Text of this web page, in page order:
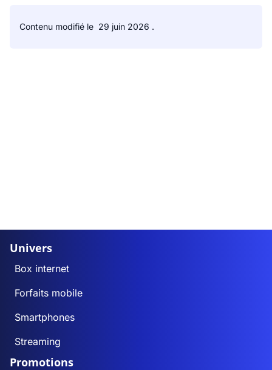
Contenu modifié le 29 juin 2026 .
Univers
Box internet
Forfaits mobile
Smartphones
Streaming
Promotions